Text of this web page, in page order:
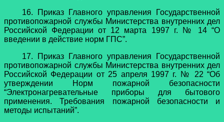
16. Приказ Главного управления Государственной
противопожарной службы Министерства внутренних дел
Российской Федерации от 12 марта 1997 г. № 14 “О
введении в действие норм ГПС”.
17. Приказ Главного управления Государственной
противопожарной службы Министерства внутренних дел
Российской Федерации от 25 апреля 1997 г. № 22 “Об
утверждении Норм пожарной безопасности
“Электронагревательные приборы для бытового
применения. Требования пожарной безопасности и
методы испытаний”.